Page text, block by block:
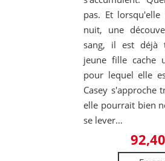
pas. Et
nuit, une
sang, il est déjà
jeune fille cache
pour lequel elle
Casey s'approche
elle pourrait bien
se lever…